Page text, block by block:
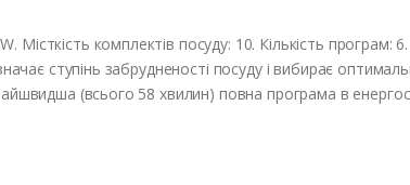
комплектів посуду: 10. Кількість програм:
ступінь забрудненості посуду і вибирає
(всього 58 хвилин) повна програма в